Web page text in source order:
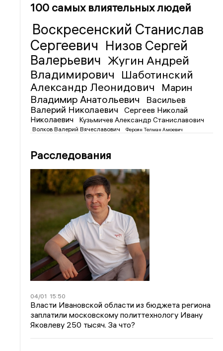
100 самых влиятельных людей
Воскресенский Станислав
Сергеевич Низов Сергей
Валерьевич Жугин Андрей
Владимирович
Шаботинский
Александр Леонидович
Марин
Владимир Анатольевич
Васильев
Валерий Николаевич
Сергеев Николай
Николаевич
Кузьмичев Александр Станиславович
Волков Валерий Вячеславович Фероян Телман Амоевич
Расследования
04/01 15:50
Власти Ивановской области из бюджета региона
заплатили московскому политтехнологу Ивану
Яковлеву 250 тысяч. За что?